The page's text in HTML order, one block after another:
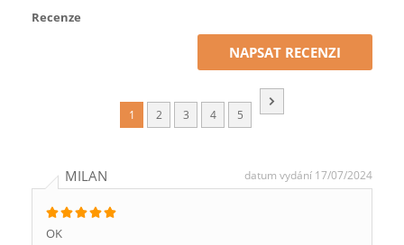
Recenze
NAPSAT RECENZI
1 2 3 4 5
MILAN datum vydání 17/07/2024
OK